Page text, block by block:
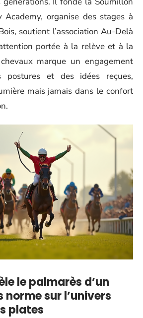
Academy, organise des stages à
soutient l’association Au-Delà
portée à la relève et à la
marque un engagement
postures et des idées reçues,
mais jamais dans le confort
le palmarès d’un
norme sur l’univers
plates